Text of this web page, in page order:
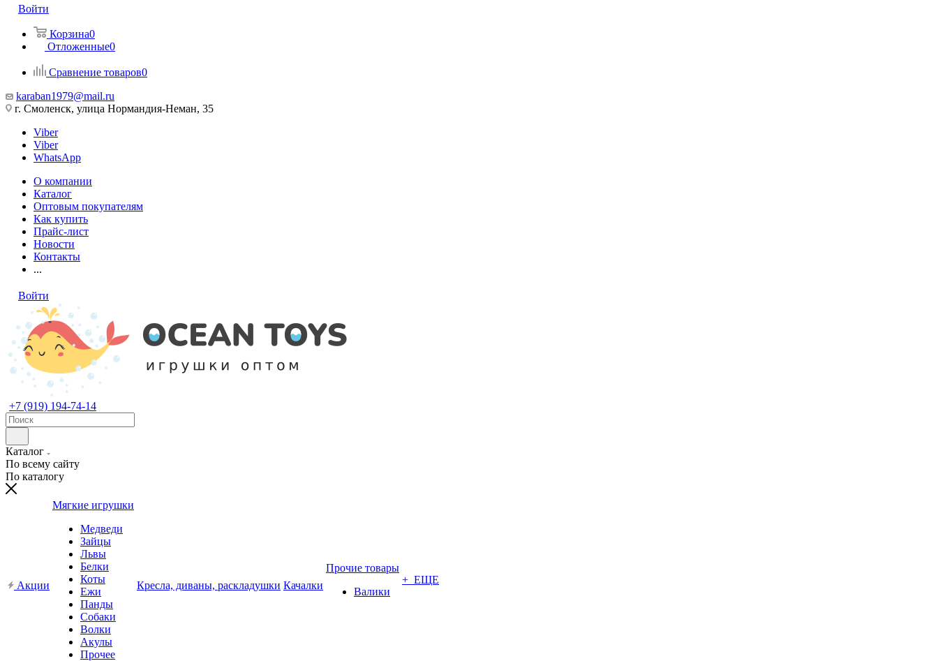
Войти
Корзина0
Отложенные0
Сравнение товаров0
karaban1979@mail.ru
г. Смоленск, улица Нормандия-Неман, 35
Viber
Viber
WhatsApp
О компании
Каталог
Оптовым покупателям
Как купить
Прайс-лист
Новости
Контакты
...
Войти
+7 (919) 194-74-14
Каталог
По всему сайту
По каталогу
Акции
Мягкие игрушки
Медведи
Зайцы
Львы
Белки
Коты
Ежи
Панды
Собаки
Волки
Акулы
Прочее
Кресла, диваны, раскладушки Качалки
Прочие товары
Валики
+ ЕЩЕ